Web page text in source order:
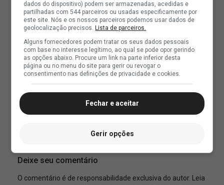
dados do dispositivo) podem ser armazenadas, acedidas e
partilhadas com 544 parceiros ou usadas especificamente por
este site. Nós e os nossos parceiros podemos usar dados de
geolocalização precisos. Lista de parceiros.
Alguns fornecedores podem tratar os seus dados pessoais
com base no interesse legítimo, ao qual se pode opor gerindo
as opções abaixo. Procure um link na parte inferior desta
página ou no menu do site para gerir ou revogar o
consentimento nas definições de privacidade e cookies.
Fechar e aceitar
Gerir opções